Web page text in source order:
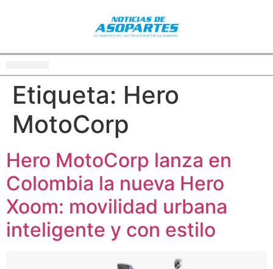
Etiqueta: Hero
MotoCorp
Hero MotoCorp lanza en
Colombia la nueva Hero
Xoom: movilidad urbana
inteligente y con estilo